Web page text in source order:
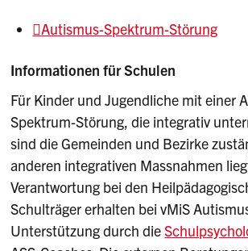
Autismus-Spektrum-Störung
Informationen für Schulen
Für Kinder und Jugendliche mit einer
Spektrum-Störung, die integrativ
sind die Gemeinden und Bezirke
anderen integrativen Massnahmen
Verantwortung bei den
Schulträger erhalten bei vMiS
Unterstützung durch die